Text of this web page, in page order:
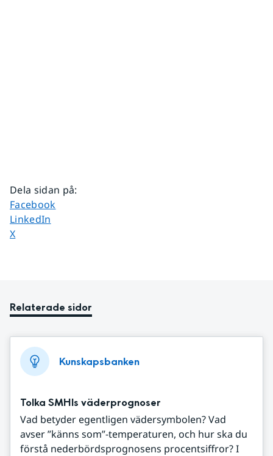
Dela sidan på:
Dela sidan på
Facebook
Dela sidan på
LinkedIn
Dela sidan på
X
Relaterade sidor
Kunskapsbanken
Tolka SMHIs väderprognoser
Vad betyder egentligen vädersymbolen? Vad
avser ”känns som”-temperaturen, och hur ska du
förstå nederbördsprognosens procentsiffror? I